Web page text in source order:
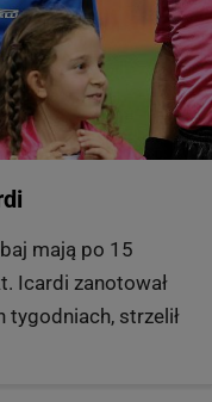
mają po 15
Icardi zanotował
tygodniach, strzelił